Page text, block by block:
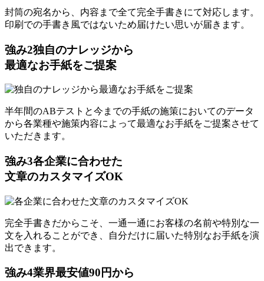
封筒の宛名から、内容まで全て完全手書きにて対応します。
印刷での手書き風ではないため届けたい思いが届きます。
強み2独自のナレッジから
最適なお手紙をご提案
半年間のABテストと今までの手紙の施策においてのデータ
から各業種や施策内容によって最適なお手紙をご提案させて
いただきます。
強み3各企業に合わせた
文章のカスタマイズOK
完全手書きだからこそ、一通一通にお客様の名前や特別な一
文を入れることができ、自分だけに届いた特別なお手紙を演
出できます。
強み4業界最安値90円から